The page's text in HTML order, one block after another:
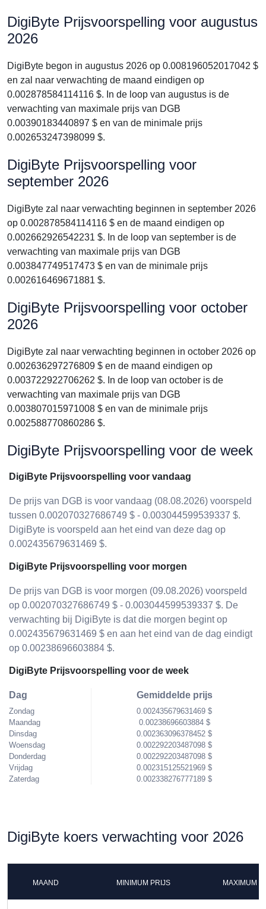
DigiByte Prijsvoorspelling voor augustus
2026
DigiByte begon in augustus 2026 op 0.008196052017042 $
en zal naar verwachting de maand eindigen op
0.002878584114116 $. In de loop van augustus is de
verwachting van maximale prijs van DGB
0.00390183440897 $ en van de minimale prijs
0.002653247398099 $.
DigiByte Prijsvoorspelling voor
september 2026
DigiByte zal naar verwachting beginnen in september 2026
op 0.002878584114116 $ en de maand eindigen op
0.002662926542231 $. In de loop van september is de
verwachting van maximale prijs van DGB
0.003847749517473 $ en van de minimale prijs
0.002616469671881 $.
DigiByte Prijsvoorspelling voor october
2026
DigiByte zal naar verwachting beginnen in october 2026 op
0.002636297276809 $ en de maand eindigen op
0.003722922706262 $. In de loop van october is de
verwachting van maximale prijs van DGB
0.003807015971008 $ en van de minimale prijs
0.002588770860286 $.
DigiByte Prijsvoorspelling voor de week
DigiByte Prijsvoorspelling voor vandaag
De prijs van DGB is voor vandaag (08.08.2026) voorspeld
tussen 0.002070327686749 $ - 0.003044599539337 $.
DigiByte is voorspeld aan het eind van deze dag op
0.002435679631469 $.
DigiByte Prijsvoorspelling voor morgen
De prijs van DGB is voor morgen (09.08.2026) voorspeld
op 0.002070327686749 $ - 0.003044599539337 $. De
verwachting bij DigiByte is dat die morgen begint op
0.002435679631469 $ en aan het eind van de dag eindigt
op 0.00238696603884 $.
DigiByte Prijsvoorspelling voor de week
Dag
Zondag
Maandag
Dinsdag
Woensdag
Donderdag
Vrijdag
Zaterdag
Gemiddelde prijs
0.002435679631469 $
0.00238696603884 $
0.002363096378452 $
0.002292203487098 $
0.002292203487098 $
0.002315125521969 $
0.002338276777189 $
DigiByte koers verwachting voor 2026
MAAND MINIMUM PRIJS MAXIMUM